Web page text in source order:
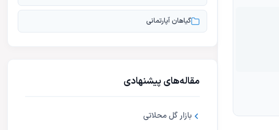
گیاهان آپارتمانی
مقاله‌های پیشنهادی
بازار گل محلاتی